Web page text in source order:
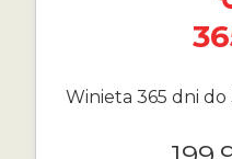
Winieta 365 dni do